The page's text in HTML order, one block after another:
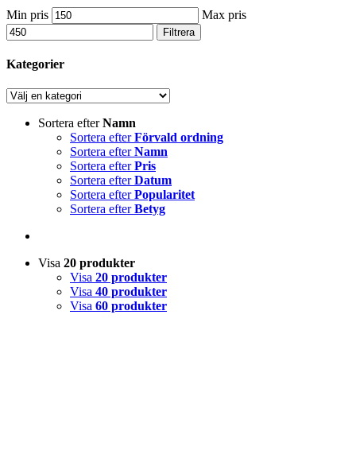
Min pris Max pris
Filtrera
Kategorier
Sortera efterNamn
Sortera efterFörvald ordning
Sortera efterNamn
Sortera efterPris
Sortera efterDatum
Sortera efterPopularitet
Sortera efterBetyg
Visa 20 produkter
Visa 20 produkter
Visa 40 produkter
Visa 60 produkter